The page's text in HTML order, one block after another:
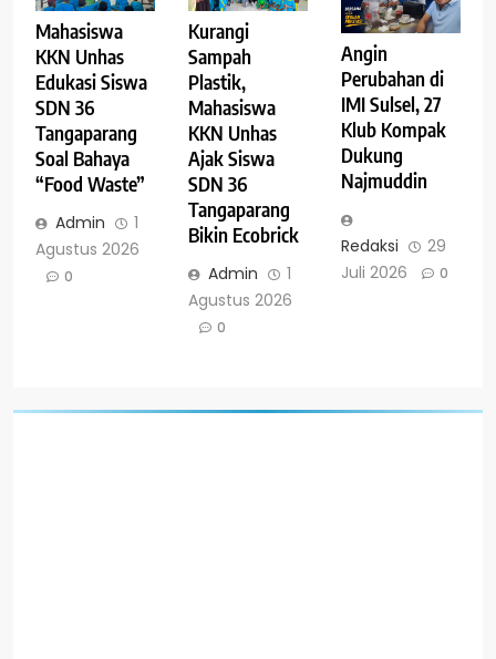
Mahasiswa
KKN Unhas
Edukasi Siswa
SDN 36
Tangaparang
Soal Bahaya
“Food Waste”
Admin
1
Agustus 2026
0
Kurangi
Sampah
Plastik,
Mahasiswa
KKN Unhas
Ajak Siswa
SDN 36
Tangaparang
Bikin Ecobrick
Admin
1
Agustus 2026
0
Angin
Perubahan di
IMI Sulsel, 27
Klub Kompak
Dukung
Najmuddin
Redaksi
29
Juli 2026
0